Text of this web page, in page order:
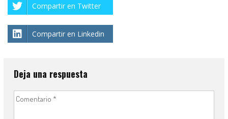
Compartir en Twitter
Compartir en Linkedin
Deja una respuesta